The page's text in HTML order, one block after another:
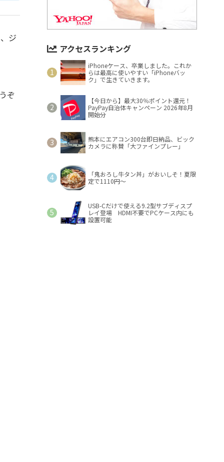
ジ
ぞ
アクセスランキング
iPhoneケース、卒業しました。これか
らは最高に使いやすい「iPhoneバッ
ク」で生きていきます。
【今日から】最大30％ポイント還元！
PayPay自治体キャンペーン 2026年8月
開始分
熊本にエアコン300台即日納品、ビック
カメラに称賛「大ファインプレー」
「鬼おろし牛タン丼」がおいしそ！夏限
定で1110円～
USB-Cだけで使える9.2型サブディスプ
レイ登場 HDMI不要でPCケース内にも
設置可能